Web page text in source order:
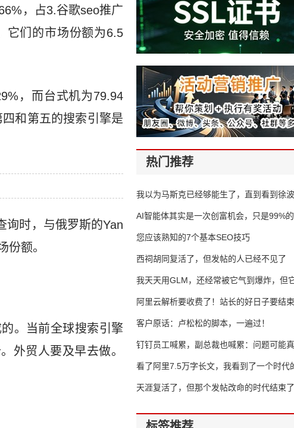
，占3.谷歌seo推广
它们的市场份额为6.5
，而台式机为79.94
和第五的搜索引擎是
询时，与俄罗斯的Yan
额。
。当前全球搜索引擎
外贸人要及早去做。
热门推荐
我以为马斯克已经够能生了，直到看到
AI智能体其实是一次创富机会，只是99%
错过了
您应该熟知的7个基本SEO技巧
西祠胡同复活了，但发帖的人已经不见了
我天天用GLM，还经常被它气到爆炸，但
16万亿
阿里云解析要收费了！站长的好日子要结
客户原话：卢松松的脚本，一遍过！
钉钉员工喊累，副总裁也喊累：问题可能
了
看了阿里7.5万字长文，我看到了一个时代
天涯复活了，但那个发帖改命的时代结束了